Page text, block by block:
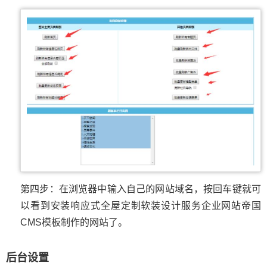
第四步：在浏览器中输入自己的网站域名，按回车键就可
以看到安装响应式全屋定制软装设计服务企业网站帝国
CMS模板制作的网站了。
后台设置